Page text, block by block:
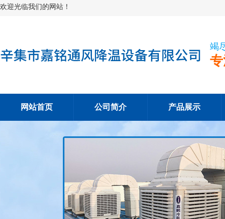
欢迎光临我们的网站！
竭
网站首页 公司简介 产品展示